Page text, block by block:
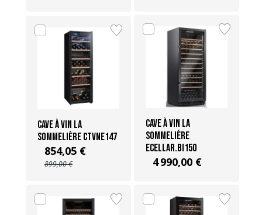
Cave à vin La
Sommelière CTVNE147
854,05 €
899,00 €
Cave à vin La
Sommelière
ECELLAR.BI150
4 990,00 €